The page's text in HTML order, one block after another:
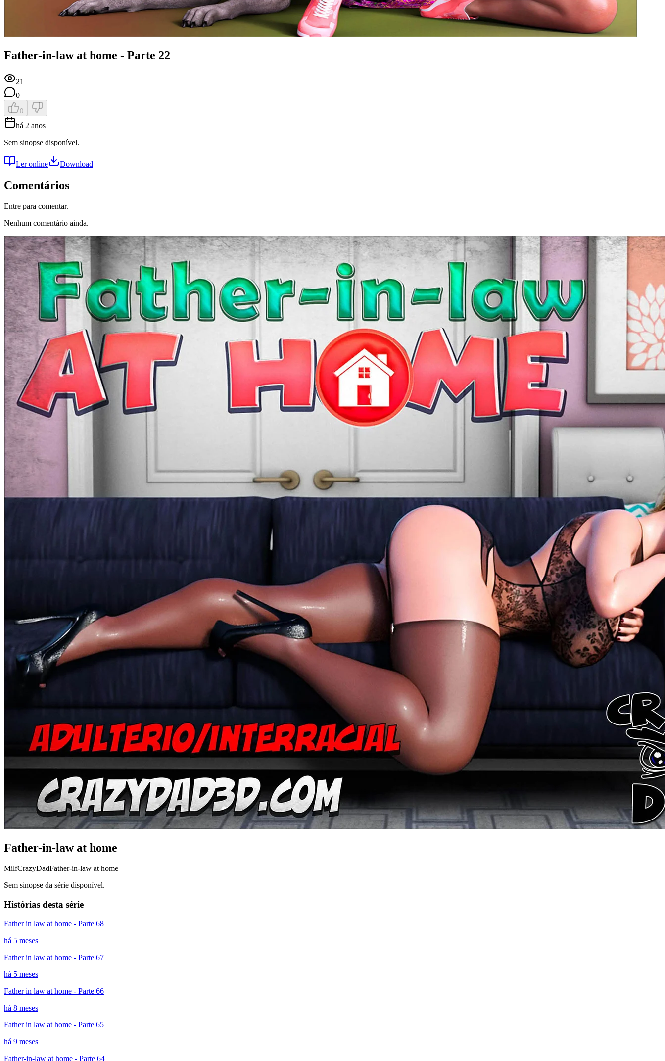
Father-in-law at home - Parte 22
21
0
0
há 2 anos
Sem sinopse disponível.
Ler online Download
Comentários
Entre para comentar.
Nenhum comentário ainda.
Father-in-law at home
MilfCrazyDadFather-in-law at home
Sem sinopse da série disponível.
Histórias desta série
Father in law at home - Parte 68
há 5 meses
Father in law at home - Parte 67
há 5 meses
Father in law at home - Parte 66
há 8 meses
Father in law at home - Parte 65
há 9 meses
Father-in-law at home - Parte 64